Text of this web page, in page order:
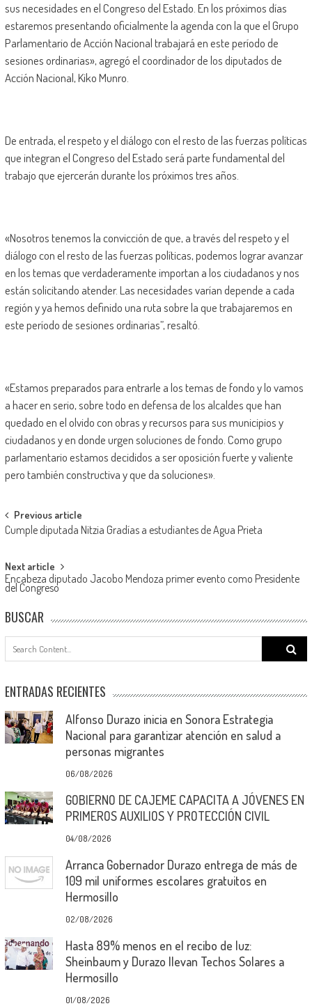
sus necesidades en el Congreso del Estado. En los próximos días
estaremos presentando oficialmente la agenda con la que el Grupo
Parlamentario de Acción Nacional trabajará en este período de
sesiones ordinarias», agregó el coordinador de los diputados de
Acción Nacional, Kiko Munro.
De entrada, el respeto y el diálogo con el resto de las fuerzas políticas
que integran el Congreso del Estado será parte fundamental del
trabajo que ejercerán durante los próximos tres años.
«Nosotros tenemos la convicción de que, a través del respeto y el
diálogo con el resto de las fuerzas políticas, podemos lograr avanzar
en los temas que verdaderamente importan a los ciudadanos y nos
están solicitando atender. Las necesidades varían depende a cada
región y ya hemos definido una ruta sobre la que trabajaremos en
este período de sesiones ordinarias”, resaltó.
«Estamos preparados para entrarle a los temas de fondo y lo vamos
a hacer en serio, sobre todo en defensa de los alcaldes que han
quedado en el olvido con obras y recursos para sus municipios y
ciudadanos y en donde urgen soluciones de fondo. Como grupo
parlamentario estamos decididos a ser oposición fuerte y valiente
pero también constructiva y que da soluciones».
Post
navigation
Previous article
Cumple diputada Nitzia Gradías a estudiantes de Agua Prieta
Next article
Encabeza diputado Jacobo Mendoza primer evento como Presidente
del Congreso
BUSCAR
Search
for:
ENTRADAS RECIENTES
Alfonso Durazo inicia en Sonora Estrategia
Nacional para garantizar atención en salud a
personas migrantes
06/08/2026
GOBIERNO DE CAJEME CAPACITA A JÓVENES EN
PRIMEROS AUXILIOS Y PROTECCIÓN CIVIL
04/08/2026
Arranca Gobernador Durazo entrega de más de
109 mil uniformes escolares gratuitos en
Hermosillo
02/08/2026
Hasta 89% menos en el recibo de luz:
Sheinbaum y Durazo llevan Techos Solares a
Hermosillo
01/08/2026